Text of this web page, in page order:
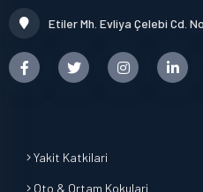
Etiler Mh. Evliya Çelebi Cd.
Yakit Katkilari
Oto & Ortam Kokulari